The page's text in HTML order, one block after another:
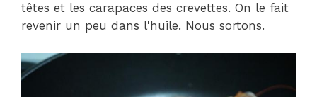
têtes et les carapaces des crevettes. On le fait
revenir un peu dans l'huile. Nous sortons.